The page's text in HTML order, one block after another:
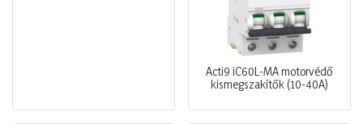
Acti9 iC60L-MA motorvédő
kismegszakítők (10-40A)